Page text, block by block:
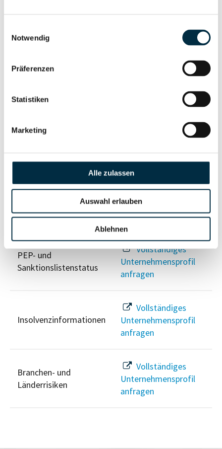
Notwendig
Präferenzen
Statistiken
Marketing
Alle zulassen
Auswahl erlauben
Ablehnen
Gesellschafterstruktur
Unternehmensprofil
Unternehmensnetzwerk
Unternehmensprofil
Berechtigten Pfad
Risikoinformationen
PEP- und
Sanktionslistenstatus
Vollständiges
Unternehmensprofil
anfragen
Insolvenzinformationen
Vollständiges
Unternehmensprofil
anfragen
Branchen- und
Länderrisiken
Vollständiges
Unternehmensprofil
anfragen